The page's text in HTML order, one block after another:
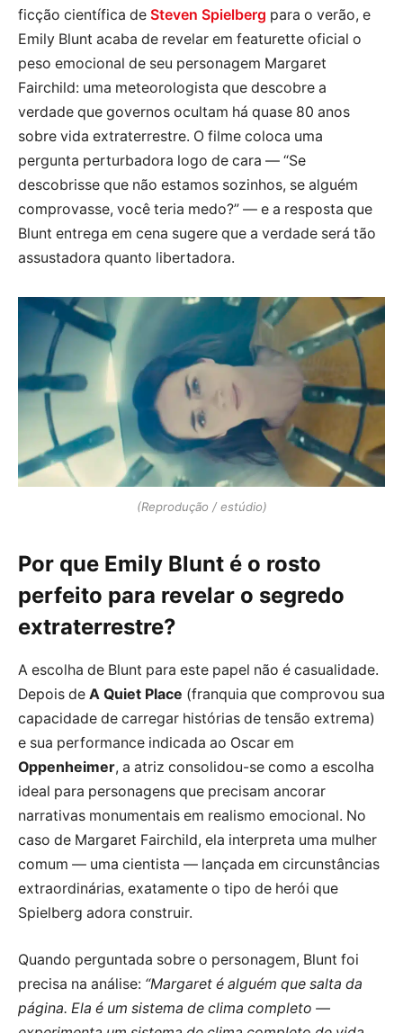
ficção científica de Steven Spielberg para o verão, e
Emily Blunt acaba de revelar em featurette oficial o
peso emocional de seu personagem Margaret
Fairchild: uma meteorologista que descobre a
verdade que governos ocultam há quase 80 anos
sobre vida extraterrestre. O filme coloca uma
pergunta perturbadora logo de cara — “Se
descobrisse que não estamos sozinhos, se alguém
comprovasse, você teria medo?” — e a resposta que
Blunt entrega em cena sugere que a verdade será tão
assustadora quanto libertadora.
(Reprodução / estúdio)
Por que Emily Blunt é o rosto
perfeito para revelar o segredo
extraterrestre?
A escolha de Blunt para este papel não é casualidade.
Depois de A Quiet Place (franquia que comprovou sua
capacidade de carregar histórias de tensão extrema)
e sua performance indicada ao Oscar em
Oppenheimer, a atriz consolidou-se como a escolha
ideal para personagens que precisam ancorar
narrativas monumentais em realismo emocional. No
caso de Margaret Fairchild, ela interpreta uma mulher
comum — uma cientista — lançada em circunstâncias
extraordinárias, exatamente o tipo de herói que
Spielberg adora construir.
Quando perguntada sobre o personagem, Blunt foi
precisa na análise: “Margaret é alguém que salta da
página. Ela é um sistema de clima completo —